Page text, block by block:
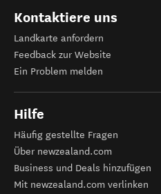
Kontaktiere uns
Landkarte anfordern
Feedback zur Website
Ein Problem melden
Hilfe
Häufig gestellte Fragen
Über newzealand.com
Business und Deals hinzufügen
Mit newzealand.com verlinken